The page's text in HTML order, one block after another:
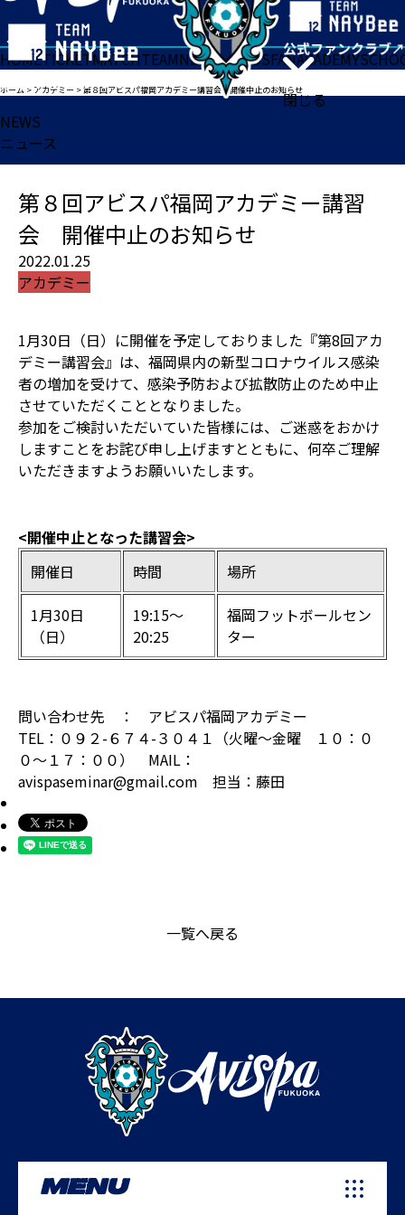
閉じる
HOMETICKETMATCHTEAMNEWSGOODSFANACADEMY
ホーム > アカデミー >第８回アビスパ福岡アカデミー講習会 開催中止のお知らせ
NEWS
ニュース
第８回アビスパ福岡アカデミー講習
会 開催中止のお知らせ
2022.01.25
アカデミー
1月30日（日）に開催を予定しておりました『第8回アカ
デミー講習会』は、福岡県内の新型コロナウイルス感染
者の増加を受けて、感染予防および拡散防止のため中止
させていただくこととなりました。
参加をご検討いただいていた皆様には、ご迷惑をおかけ
しますことをお詫び申し上げますとともに、何卒ご理解
いただきますようお願いいたします。
<開催中止となった講習会>
開催日
時間
場所
1月30日
（日）
19:15〜
20:25
福岡フットボールセン
ター
問い合わせ先 ： アビスパ福岡アカデミー
TEL：０９２-６７４-３０４１（火曜～金曜 １０：０
０～１７：００） MAIL：
avispaseminar@gmail.com 担当：藤田
一覧へ戻る
MENU